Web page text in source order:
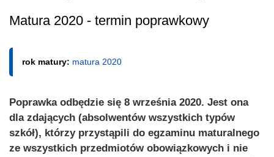
Matura 2020 - termin poprawkowy
rok matury: matura 2020
Poprawka odbędzie się 8 września 2020. Jest ona
dla zdających (absolwentów wszystkich typów
szkół), którzy przystąpili do egzaminu maturalnego
ze wszystkich przedmiotów obowiązkowych i nie